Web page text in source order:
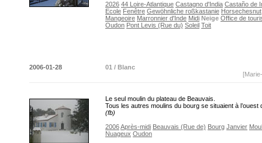
2026 44 Loire-Atlantique Castagno d'India Castaño de
Ecole Fenêtre Gewöhnliche roßkastanie Horsechesnut
Mangeoire Marronnier d'Inde Midi Neige Office de
Oudon Pont Levis (Rue du) Soleil Toit
2006-01-28
01 / Blanc
Le seul moulin du plateau de Beauvais.
Tous les autres moulins du bourg se situaient à l’ouest
(fb)
2006Après-midi Beauvais (Rue de) Bourg Janvier
Nuageux Oudon